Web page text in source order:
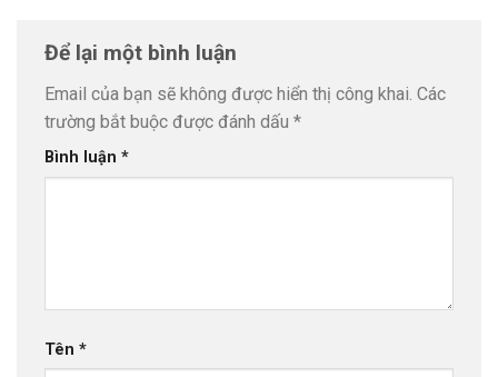
Để lại một bình luận
Email của bạn sẽ không được hiển thị công khai. Các
trường bắt buộc được đánh dấu *
Bình luận *
Tên *